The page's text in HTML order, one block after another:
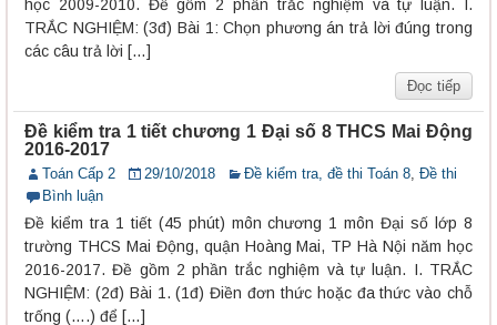
học 2009-2010. Đề gồm 2 phần trắc nghiệm và tự luận. I.
TRẮC NGHIỆM: (3đ) Bài 1: Chọn phương án trả lời đúng trong
các câu trả lời […]
Đọc tiếp
Đề kiểm tra 1 tiết chương 1 Đại số 8 THCS Mai Động
2016-2017
Toán Cấp 2 29/10/2018 Đề kiểm tra, đề thi Toán 8, Đề thi
Bình luận
Đề kiểm tra 1 tiết (45 phút) môn chương 1 môn Đại số lớp 8
trường THCS Mai Động, quận Hoàng Mai, TP Hà Nội năm học
2016-2017. Đề gồm 2 phần trắc nghiệm và tự luận. I. TRẮC
NGHIỆM: (2đ) Bài 1. (1đ) Điền đơn thức hoặc đa thức vào chỗ
trống (….) để […]